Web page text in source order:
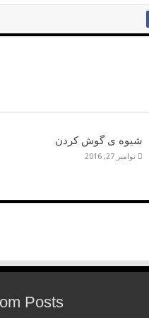
شیوه ی گوش کردن
نوامبر 27, 2016
Posts